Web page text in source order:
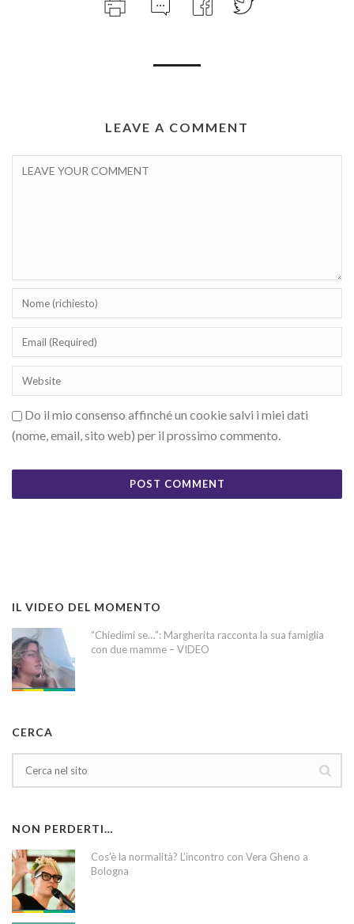
LEAVE A COMMENT
Do il mio consenso affinché un cookie salvi i miei dati
(nome, email, sito web) per il prossimo commento.
IL VIDEO DEL MOMENTO
“Chiedimi se…”: Margherita racconta la sua famiglia
con due mamme – VIDEO
CERCA
NON PERDERTI…
Cos’è la normalità? L’incontro con Vera Gheno a
Bologna